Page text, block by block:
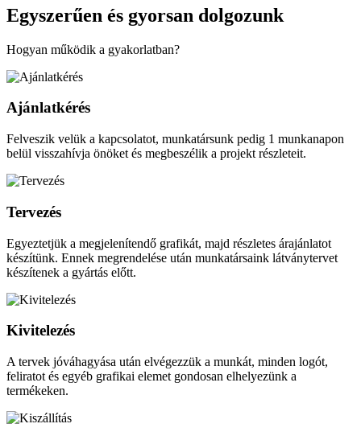
Egyszerűen és gyorsan dolgozunk
Hogyan működik a gyakorlatban?
Ajánlatkérés
Felveszik velük a kapcsolatot, munkatársunk pedig 1 munkanapon
belül visszahívja önöket és megbeszélik a projekt részleteit.
Tervezés
Egyeztetjük a megjelenítendő grafikát, majd részletes árajánlatot
készítünk. Ennek megrendelése után munkatársaink látványtervet
készítenek a gyártás előtt.
Kivitelezés
A tervek jóváhagyása után elvégezzük a munkát, minden logót,
feliratot és egyéb grafikai elemet gondosan elhelyezünk a
termékeken.